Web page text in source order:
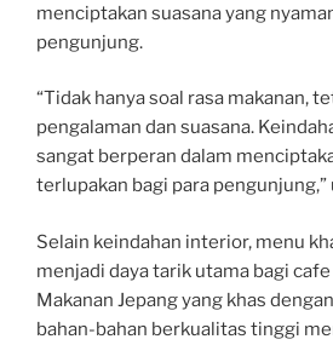
menciptakan suasana yang
pengunjung.
“Tidak hanya soal rasa makanan,
pengalaman dan suasana.
sangat berperan dalam
terlupakan bagi para pengunjung,”
Selain keindahan interior, menu
menjadi daya tarik utama bagi
Makanan Jepang yang khas
bahan-bahan berkualitas tinggi